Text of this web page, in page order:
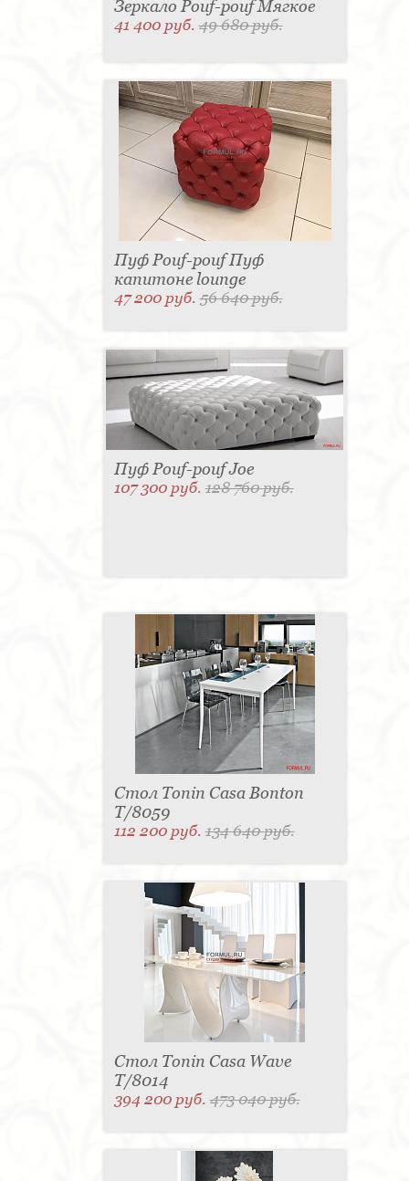
Зеркало Pouf-pouf Мягкое
41 400 руб.49 680 руб.
Пуф Pouf-pouf Пуф
капитоне lounge
47 200 руб.56 640 руб.
Пуф Pouf-pouf Joe
107 300 руб.128 760 руб.
Стол Tonin Casa Bonton
T/8059
112 200 руб.134 640 руб.
Стол Tonin Casa Wave
T/8014
394 200 руб.473 040 руб.